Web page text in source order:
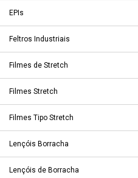
EPIs
Feltros Industriais
Filmes de Stretch
Filmes Stretch
Filmes Tipo Stretch
Lençóis Borracha
Lençóis de Borracha